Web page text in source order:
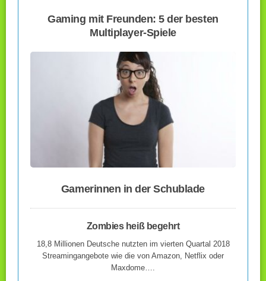
Gaming mit Freunden: 5 der besten
Multiplayer-Spiele
Gamerinnen in der Schublade
Zombies heiß begehrt
18,8 Millionen Deutsche nutzten im vierten Quartal 2018
Streamingangebote wie die von Amazon, Netflix oder
Maxdome….